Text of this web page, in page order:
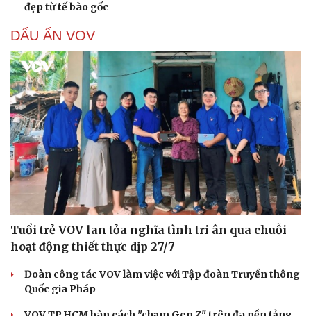
đẹp từ tế bào gốc
DẤU ẤN VOV
Tuổi trẻ VOV lan tỏa nghĩa tình tri ân qua chuỗi
hoạt động thiết thực dịp 27/7
Đoàn công tác VOV làm việc với Tập đoàn Truyền thông
Quốc gia Pháp